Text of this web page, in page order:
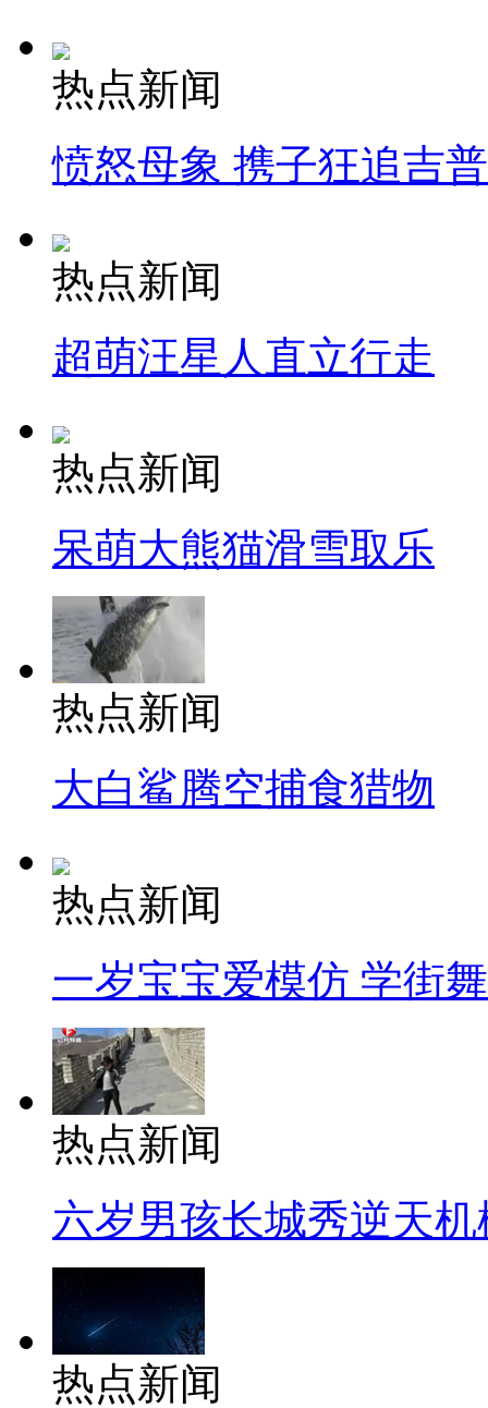
热点新闻
愤怒母象 携子狂追吉
热点新闻
超萌汪星人直立行走
热点新闻
呆萌大熊猫滑雪取乐
热点新闻
大白鲨腾空捕食猎物
热点新闻
一岁宝宝爱模仿 学街
热点新闻
六岁男孩长城秀逆天机
热点新闻